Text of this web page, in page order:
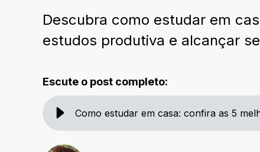
Descubra como estudar em
estudos produtiva e alcançar
Escute o post completo:
Como estudar em casa: confira as 5